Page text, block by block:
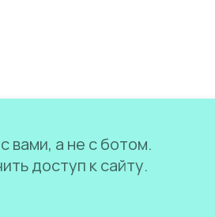
вами, а не с ботом.
доступ к сайту.